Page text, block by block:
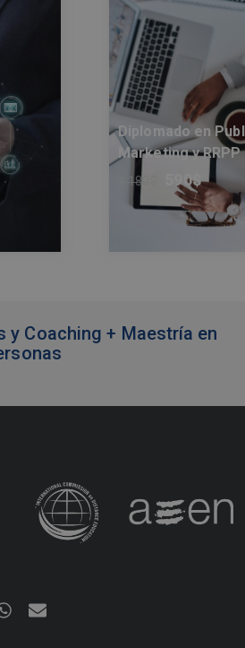
Diplomado en
Marketing y RRPP
1.180 590$
y Coaching + Maestría en